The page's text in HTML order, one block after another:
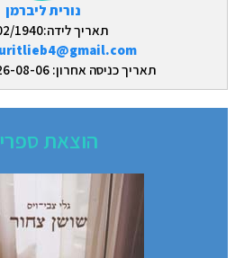
נורית ליברמן
תאריך לידה:27/02/1940
תאריך כניסה אחרון: 2026-08-06 19:32:49
הוצאת